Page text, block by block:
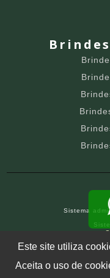
Sistema
Este site utiliza
Aceita o uso de